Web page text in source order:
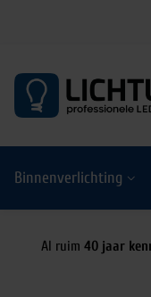
Binnenverlichting
Al ruim 40 jaar